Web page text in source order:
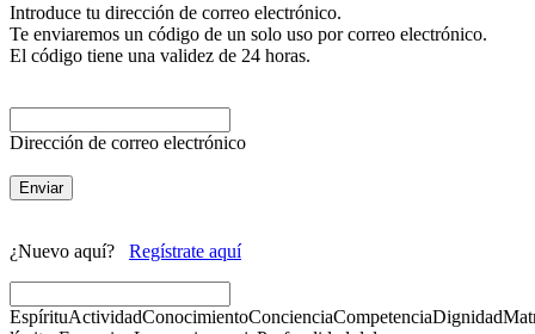
Introduce tu dirección de correo electrónico.
Te enviaremos un código de un solo uso por correo electrónico.
El código tiene una validez de 24 horas.
Dirección de correo electrónico
Enviar
¿Nuevo aquí? Regístrate aquí
EspírituActividadConocimientoConcienciaCompetenciaDignidad